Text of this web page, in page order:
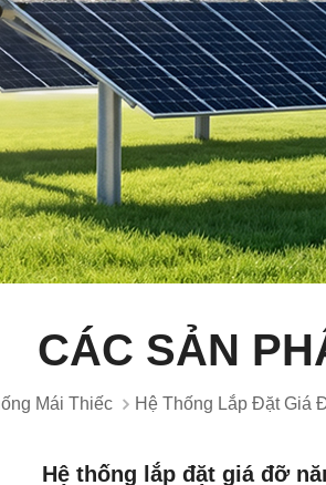
CÁC SẢN
Mái Thiếc Hệ Thống Lắp Đặt Giá
Hệ thống lắp đặt giá đỡ